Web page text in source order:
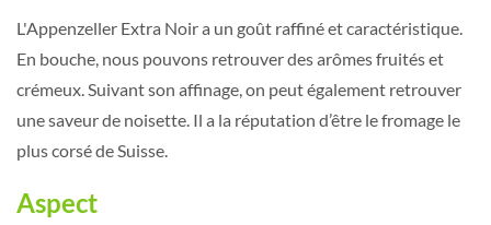
L'Appenzeller Extra Noir a un goût raffiné et caractéristique.
En bouche, nous pouvons retrouver des arômes fruités et
crémeux. Suivant son affinage, on peut également retrouver
une saveur de noisette. Il a la réputation d’être le fromage le
plus corsé de Suisse.
Aspect